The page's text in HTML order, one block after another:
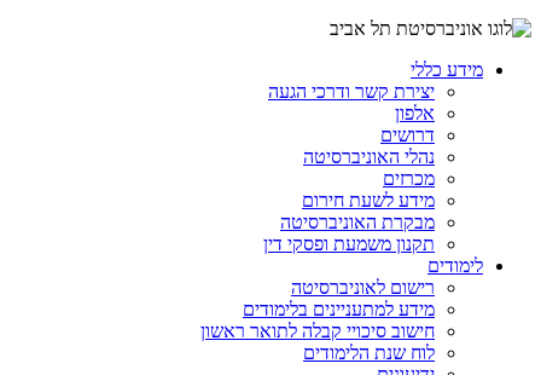
מידע כללי
יצירת קשר ודרכי הגעה
אלפון
דרושים
נהלי האוניברסיטה
מכרזים
מידע לשעת חירום
מבקרת האוניברסיטה
תקנון משמעת ופסקי דין
לימודים
רישום לאוניברסיטה
מידע למתעניינים בלימודים
חישוב סיכויי קבלה לתואר ראשון
לוח שנת הלימודים